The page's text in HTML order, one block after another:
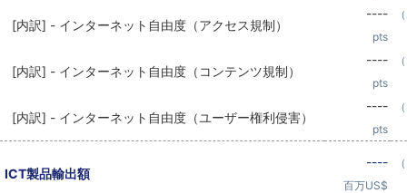
[内訳] - インターネット自由度（アクセス規制）
----
pts
[内訳] - インターネット自由度（コンテンツ規制）
----
pts
[内訳] - インターネット自由度（ユーザー権利侵害）
----
pts
ICT製品輸出額
----
百万US$